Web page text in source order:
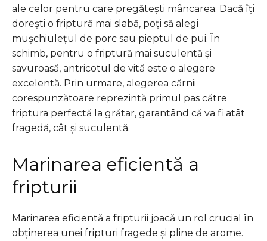
ale celor pentru care pregătești mâncarea. Dacă îți
dorești o friptură mai slabă, poți să alegi
mușchiulețul de porc sau pieptul de pui. În
schimb, pentru o friptură mai suculentă și
savuroasă, antricotul de vită este o alegere
excelentă. Prin urmare, alegerea cărnii
corespunzătoare reprezintă primul pas către
friptura perfectă la grătar, garantând că va fi atât
fragedă, cât și suculentă.
Marinarea eficientă a
fripturii
Marinarea eficientă a fripturii joacă un rol crucial în
obținerea unei fripturi fragede și pline de arome.